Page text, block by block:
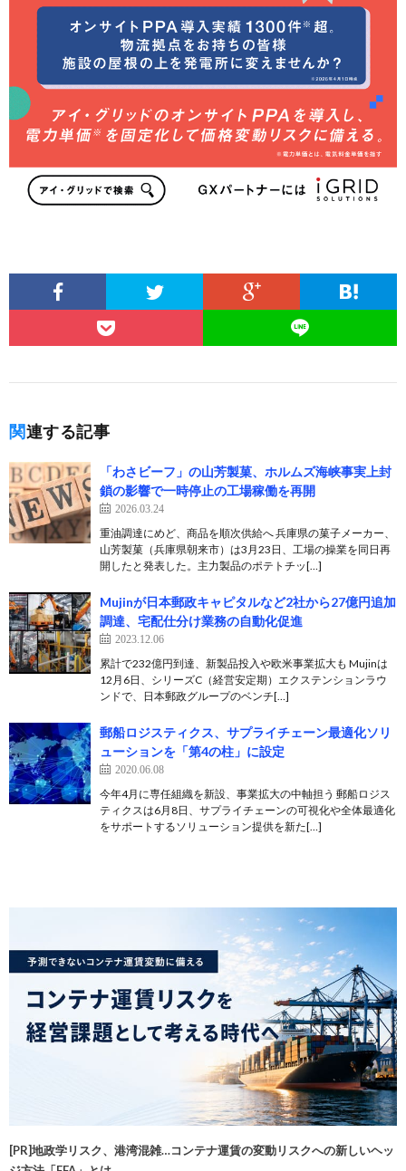
関連する記事
「わさビーフ」の山芳製菓、ホルムズ海峡事実上封
鎖の影響で一時停止の工場稼働を再開
2026.03.24
重油調達にめど、商品を順次供給へ 兵庫県の菓子メーカー、
山芳製菓（兵庫県朝来市）は3月23日、工場の操業を同日再
開したと発表した。主力製品のポテトチッ[…]
Mujinが日本郵政キャピタルなど2社から27億円追加
調達、宅配仕分け業務の自動化促進
2023.12.06
累計で232億円到達、新製品投入や欧米事業拡大も Mujinは
12月6日、シリーズC（経営安定期）エクステンションラウ
ンドで、日本郵政グループのベンチ[…]
郵船ロジスティクス、サプライチェーン最適化ソリ
ューションを「第4の柱」に設定
2020.06.08
今年4月に専任組織を新設、事業拡大の中軸担う 郵船ロジス
ティクスは6月8日、サプライチェーンの可視化や全体最適化
をサポートするソリューション提供を新た[…]
[PR]地政学リスク、港湾混雑…コンテナ運賃の変動リスクへの新しいヘッ